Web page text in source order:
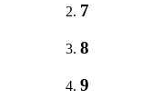
7
8
9